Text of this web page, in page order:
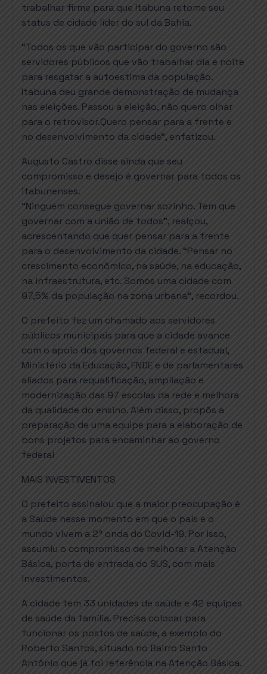
trabalhar firme para que Itabuna retome seu
status de cidade líder do sul da Bahia.
“Todos os que vão participar do governo são
servidores públicos que vão trabalhar dia e noite
para resgatar a autoestima da população.
Itabuna deu grande demonstração de mudança
nas eleições. Passou a eleição, não quero olhar
para o retrovisor.Quero pensar para a frente e
no desenvolvimento da cidade”, enfatizou.
Augusto Castro disse ainda que seu
compromisso e desejo é governar para todos os
itabunenses.
“Ninguém consegue governar sozinho. Tem que
governar com a união de todos”, realçou,
acrescentando que quer pensar para a frente
para o desenvolvimento da cidade. “Pensar no
crescimento econômico, na saúde, na educação,
na infraestrutura, etc. Somos uma cidade com
97,5% da população na zona urbana”, recordou.
O prefeito fez um chamado aos servidores
públicos municipais para que a cidade avance
com o apoio dos governos federal e estadual,
Ministério da Educação, FNDE e de parlamentares
aliados para requalificação, ampliação e
modernização das 97 escolas da rede e melhora
da qualidade do ensino. Além disso, propôs a
preparação de uma equipe para a elaboração de
bons projetos para encaminhar ao governo
federal
MAIS INVESTIMENTOS
O prefeito assinalou que a maior preocupação é
a Saúde nesse momento em que o país e o
mundo vivem a 2ª onda do Covid-19. Por isso,
assumiu o compromisso de melhorar a Atenção
Básica, porta de entrada do SUS, com mais
investimentos.
A cidade tem 33 unidades de saúde e 42 equipes
de saúde da família. Precisa colocar para
funcionar os postos de saúde, a exemplo do
Roberto Santos, situado no Bairro Santo
Antônio que já foi referência na Atenção Básica.